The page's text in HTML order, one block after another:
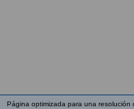
Página optimizada para una